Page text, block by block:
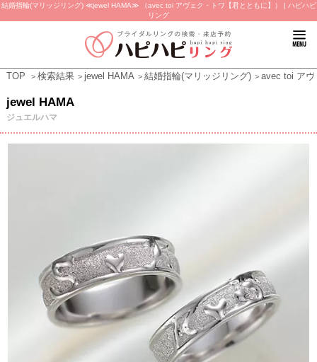
結婚指輪(マリッジリング) ≪jewel HAMA≫ （avec toi アヴェク・トワ【君とともに】） | ハピハピ
リング
TOP 検索結果 jewel HAMA 結婚指輪(マリッジリング) avec toi ア
jewel HAMA
ジュエルハマ